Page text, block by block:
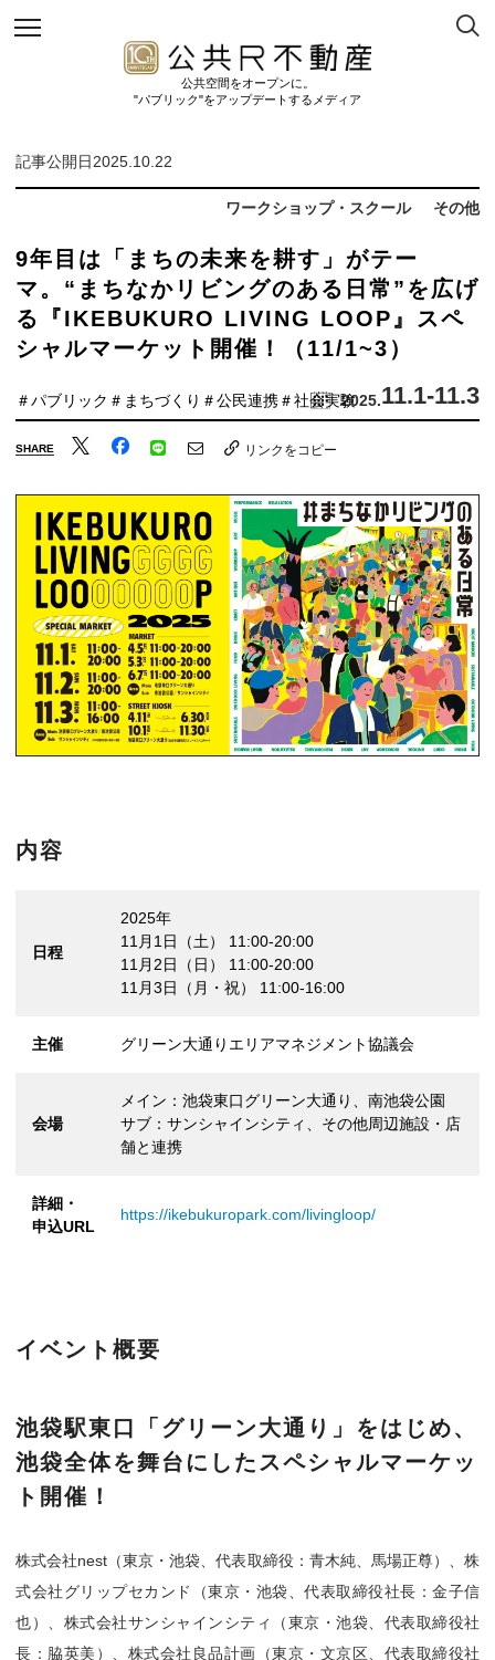
公共空間をオープンに。
"パブリック"をアップデートするメディア
記事公開日2025.10.22
ワークショップ・スクール その他
9年目は「まちの未来を耕す」がテー
マ。“まちなかリビングのある日常”を広げ
る『IKEBUKURO LIVING LOOP』スペ
シャルマーケット開催！（11/1~3）
2025.11.1-11.3
＃パブリック ＃まちづくり ＃公民連携＃社会実験
SHARE リンクをコピー
内容
日程
2025年
11月1日（土） 11:00-20:00
11月2日（日） 11:00-20:00
11月3日（月・祝） 11:00-16:00
主催 グリーン大通りエリアマネジメント協議会
会場
メイン：池袋東口グリーン大通り、南池袋公園
サブ：サンシャインシティ、その他周辺施設・店
舗と連携
詳細・
申込URL
https://ikebukuropark.com/livingloop/
イベント概要
池袋駅東口「グリーン大通り」をはじめ、
池袋全体を舞台にしたスペシャルマーケッ
ト開催！
株式会社nest（東京・池袋、代表取締役：青木純、馬場正尊）、株
式会社グリップセカンド（東京・池袋、代表取締役社長：金子信
也）、株式会社サンシャインシティ（東京・池袋、代表取締役社
長：脇英美）、株式会社良品計画（東京・文京区、代表取締役社